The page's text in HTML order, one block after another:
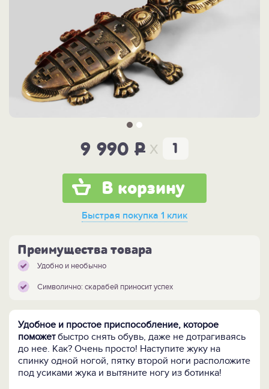
9 990 P x
В корзину
Быстрая покупка 1 клик
Преимущества товара
Удобно и необычно
Символично: скарабей приносит успех
Удобное и простое приспособление, которое
поможетбыстро снять обувь, даже не дотрагиваясь
до нее. Как? Очень просто! Наступите жуку на
спинку одной ногой, пятку второй ноги расположите
под усиками жука и вытяните ногу из ботинка!